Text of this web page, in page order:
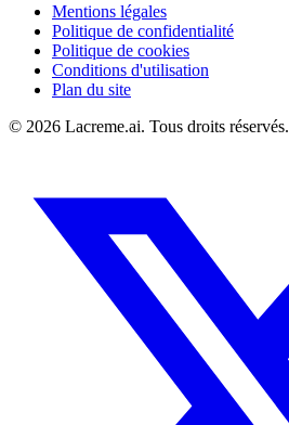
Mentions légales
Politique de confidentialité
Politique de cookies
Conditions d'utilisation
Plan du site
© 2026 Lacreme.ai. Tous droits réservés.